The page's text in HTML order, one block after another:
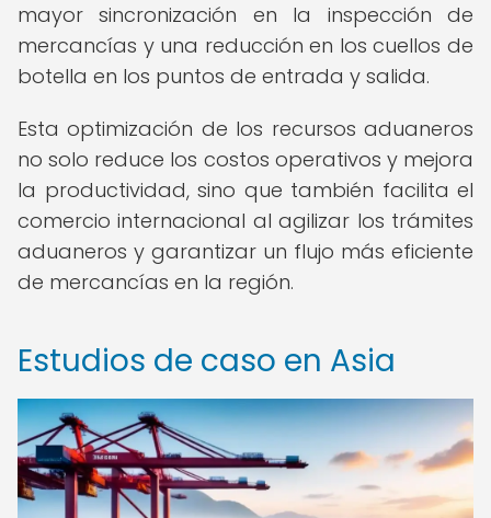
mayor sincronización en la inspección de
mercancías y una reducción en los cuellos de
botella en los puntos de entrada y salida.
Esta optimización de los recursos aduaneros
no solo reduce los costos operativos y mejora
la productividad, sino que también facilita el
comercio internacional al agilizar los trámites
aduaneros y garantizar un flujo más eficiente
de mercancías en la región.
Estudios de caso en Asia